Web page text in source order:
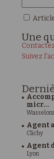
Une
Suivez
micr...
Agent
Clichy
Agent
Lyon